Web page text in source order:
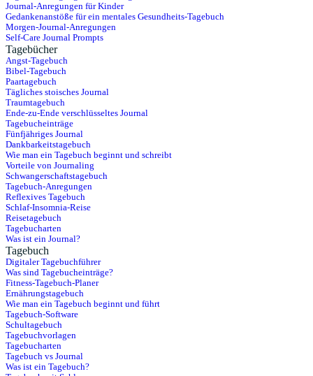
Journal-Anregungen für Kinder
Gedankenanstöße für ein mentales Gesundheits-Tagebuch
Morgen-Journal-Anregungen
Self-Care Journal Prompts
Tagebücher
Angst-Tagebuch
Bibel-Tagebuch
Paartagebuch
Tägliches stoisches Journal
Traumtagebuch
Ende-zu-Ende verschlüsseltes Journal
Tagebucheinträge
Fünfjähriges Journal
Dankbarkeitstagebuch
Wie man ein Tagebuch beginnt und schreibt
Vorteile von Journaling
Schwangerschaftstagebuch
Tagebuch-Anregungen
Reflexives Tagebuch
Schlaf-Insomnia-Reise
Reisetagebuch
Tagebucharten
Was ist ein Journal?
Tagebuch
Digitaler Tagebuchführer
Was sind Tagebucheinträge?
Fitness-Tagebuch-Planer
Ernährungstagebuch
Wie man ein Tagebuch beginnt und führt
Tagebuch-Software
Schultagebuch
Tagebuchvorlagen
Tagebucharten
Tagebuch vs Journal
Was ist ein Tagebuch?